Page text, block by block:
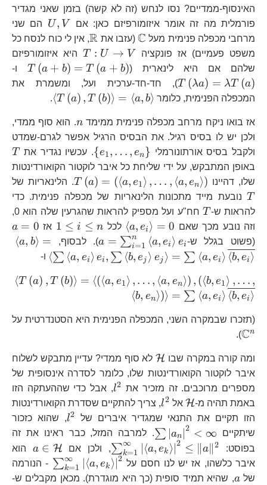
האינסוף-ממדיים? נסו לנחש (זה לא קשה) בזמן שאני מגדיר
פורמלית מה זה אומר איזומורפיזם כאן: אם
U,V
U, V
הם שני
מרחבי מכפלה פנימית מעל
\mathbb{C}
C (עזבו את \mathbb{R}
R, אין לי כוח לנסח כל
משפט פעמיים) אז פונקציה
T:U\to
V
T : U → V
היא איזומורפיזם
שלהם אם היא לינארית (
T (a + b) = T (a + b) ו-
T (λa) = λT (a)
), חד-חד-ערכית ועל, ומשמרת את
המכפלה הפנימית, כלומר
⟨T (a) , T (b)⟩ = ⟨a, b⟩
.
אז בואו ניקח מרחב מכפלה פנימית ממימד
n
n. הוא סוף ממדי,
ולכן יש לו בסיס רגיל. את הבסיס הרגיל אפשר לגרם-שמדט
ולקבל בסיס אורתונורמלי
\left\{
{e1, … , en} . עכשיו נגדיר את T
באופן המתבקש, על ידי שליחת כל איבר לוקטור הקואורדינטות
שלו, דהיינו
T (a) = (⟨a, e1⟩ , … , ⟨a, en⟩) . הלינאריות של
Tנובעת מייד מתכונות הלינאריות של מכפלה פנימית. כדי
להראות ש-
T T
חח"ע ועל מספיק להראות שהגרעין שלה הוא 0,
וזה נובע מכך שאם\left\langle
a,e_{i}\right\rangle
=0
⟨a, ei ⟩ = 0 לכל
1\le
i\le
n
1 ≤ i ≤ n אז a = 0
(פשוט בגלל ש- a = ∑i=1
n ⟨a, ei ⟩ ei ). לבסוף, ⟨a, b⟩ =
⟨∑ ⟨a, ei ⟩ ei , ∑ ⟨b, ej ⟩ ej ⟩ = ∑ ⟨a, ei ⟩ ⟨b, ei ⟩ ו-
}
⟨T (a) , T (b)⟩ = ⟨(⟨a, e1⟩ , … , ⟨a, en⟩) , (⟨b, e1⟩ , … ,
⟨b, en⟩)⟩ = ∑ ⟨a, ei ⟩ ⟨b, ei ⟩
(תזכרו שבמקרה השני, המכפלה הפנימית היא הסטנדרטית על
Cn
).
ומה קורה במקרה שבו\mathcal{H}
Hלא סוף ממדי? עדיין מתבקש לשלוח
איבר לוקטור הקואורדינטות שלו, כלומר לסדרה אינסופית של
מספרים מרוכבים. זה מזכיר את
l^{2}
l2 , אבל כדי שההעתקה הזו
באמת תהיה מ-
\mathcal{H} H אל l^{2} l2 , צריך להתקיים שסדרת הקואורדינטות
הזו תקיים את התנאי שמגדיר איברים של
l^{2}
l2 , שהוא כזכור
שיתקיים
\sum\left|a_{n}\right|^{2}
<\infty
∑ ∣an ∣2 < ∞
. למרבה המזל, כבר ראינו את זה
בפוסט:
a,e_{k}\right\rangle
∑k=1
∞ ⟨a, ek ⟩ ∣2 ≤ ∥a ∥2 , ולכן אם a ∈ H
הוא
איבר כלשהו, אז יש לנו חסם על
∑k=1
∞ ⟨a, ek ⟩ ∣2
- הנורמה
של
a a, שהיא תמיד סופית (כך היא מוגדרת). מכאן מקבלים ש-